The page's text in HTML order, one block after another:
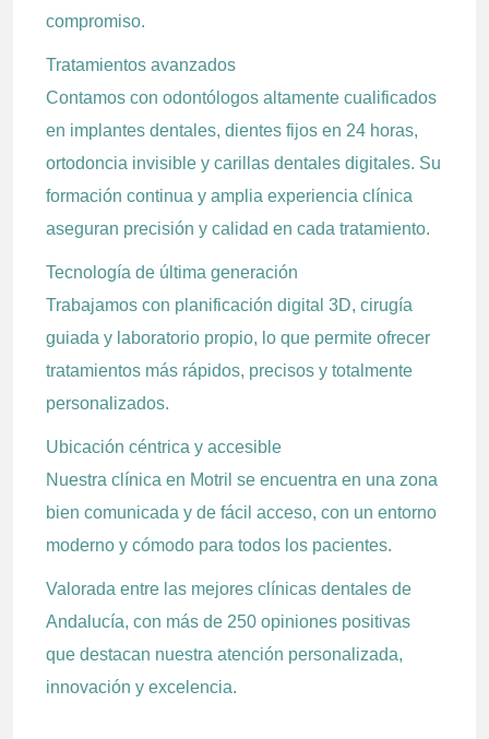
compromiso.
Tratamientos avanzados
Contamos con odontólogos altamente cualificados
en implantes dentales, dientes fijos en 24 horas,
ortodoncia invisible y carillas dentales digitales. Su
formación continua y amplia experiencia clínica
aseguran precisión y calidad en cada tratamiento.
Tecnología de última generación
Trabajamos con planificación digital 3D, cirugía
guiada y laboratorio propio, lo que permite ofrecer
tratamientos más rápidos, precisos y totalmente
personalizados.
Ubicación céntrica y accesible
Nuestra clínica en Motril se encuentra en una zona
bien comunicada y de fácil acceso, con un entorno
moderno y cómodo para todos los pacientes.
Valorada entre las mejores clínicas dentales de
Andalucía, con más de 250 opiniones positivas
que destacan nuestra atención personalizada,
innovación y excelencia.